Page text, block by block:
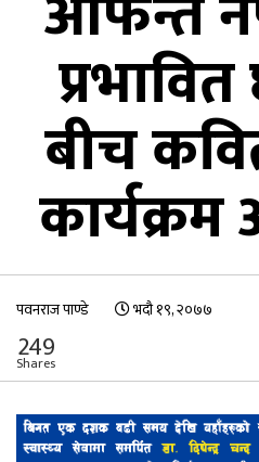
बीच
पवनराज पाण्डे भदौ १९, २०७७
249
Shares